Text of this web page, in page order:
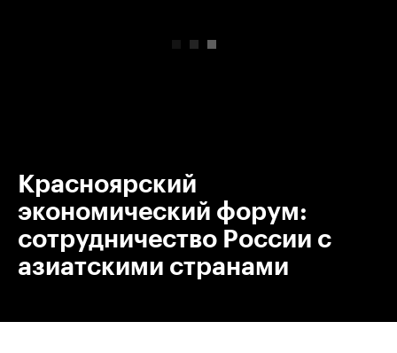
Красноярский
экономический форум:
сотрудничество России с
азиатскими странами